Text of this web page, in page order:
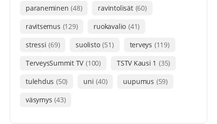
paraneminen (48) ravintolisät (60)
ravitsemus (129) ruokavalio (41)
stressi (69) suolisto (51) terveys (119)
TerveysSummit TV (100) TSTV Kausi 1 (35)
tulehdus (50) uni (40) uupumus (59)
väsymys (43)